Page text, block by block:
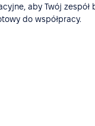
aby Twój zespół
do współpracy.